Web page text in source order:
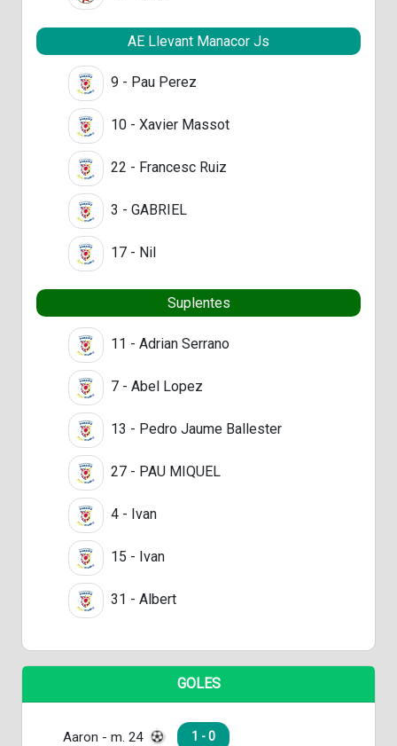
AE Llevant Manacor Js
9 - Pau Perez
10 - Xavier Massot
22 - Francesc Ruiz
3 - GABRIEL
17 - Nil
Suplentes
11 - Adrian Serrano
7 - Abel Lopez
13 - Pedro Jaume Ballester
27 - PAU MIQUEL
4 - Ivan
15 - Ivan
31 - Albert
GOLES
Aaron - m. 24 1 - 0